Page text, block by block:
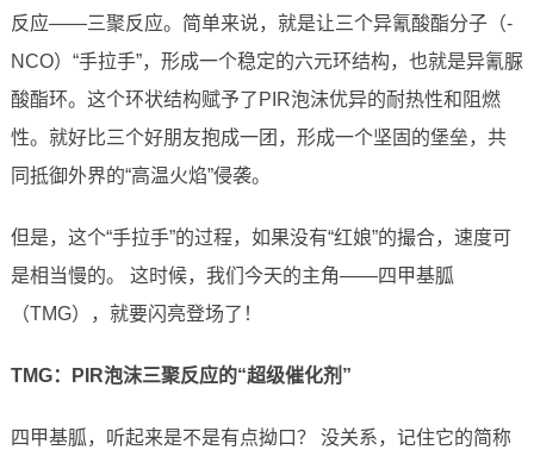
反应——三聚反应。简单来说，就是让三个异氰酸酯分子（-
NCO）“手拉手”，形成一个稳定的六元环结构，也就是异氰脲
酸酯环。这个环状结构赋予了PIR泡沫优异的耐热性和阻燃
性。就好比三个好朋友抱成一团，形成一个坚固的堡垒，共
同抵御外界的“高温火焰”侵袭。
但是，这个“手拉手”的过程，如果没有“红娘”的撮合，速度可
是相当慢的。 这时候，我们今天的主角——四甲基胍
（TMG），就要闪亮登场了！
TMG：PIR泡沫三聚反应的“超级催化剂”
四甲基胍，听起来是不是有点拗口？ 没关系，记住它的简称